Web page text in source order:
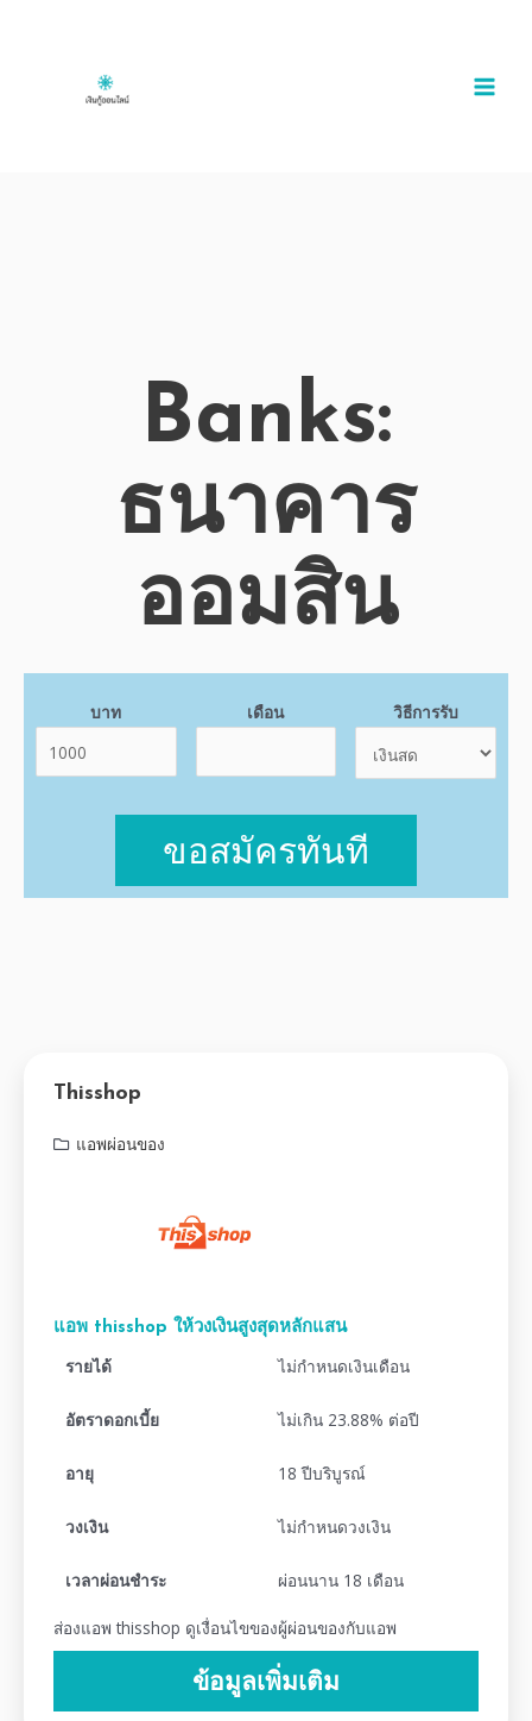
Banks:
ธนาคาร
ออมสิน
บาท เดือน วิธีการรับ
ขอสมัครทันที
Thisshop
แอพผ่อนของ
แอพ thisshop ให้วงเงินสูงสุดหลักแสน
รายได้ ไม่กำหนดเงินเดือน
อัตราดอกเบี้ย ไม่เกิน 23.88% ต่อปี
อายุ 18 ปีบริบูรณ์
วงเงิน ไม่กำหนดวงเงิน
เวลาผ่อนชำระ ผ่อนนาน 18 เดือน
ส่องแอพ thisshop ดูเงื่อนไขของผู้ผ่อนของกับแอพ
ข้อมูลเพิ่มเติม